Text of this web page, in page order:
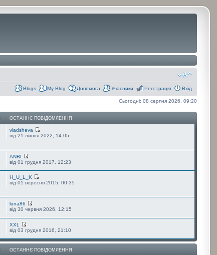
Blogs My Blog Допомога Учасники Реєстрація Вхід
Сьогодні: 08 серпня 2026, 09:20
ОСТАННЄ ПОВІДОМЛЕННЯ
vladsheva
від 21 липня 2022, 14:05
ANRI
від 01 грудня 2017, 12:23
H_U_L_K
від 01 вересня 2015, 00:35
luna86
від 30 червня 2026, 12:15
XXL
від 03 грудня 2016, 21:10
ОСТАННЄ ПОВІДОМЛЕННЯ